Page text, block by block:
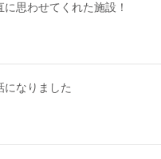
思わせてくれた施設！
になりました